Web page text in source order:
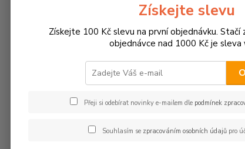
Koupelnové předložky Koupelnové
Získejte slevu
Získejte 100 Kč slevu na první objednávku. Stačí
objednávce nad 1000 Kč je sleva
Přeji si odebírat novinky e-mailem dle podmínek
Souhlasím se zpracováním osobních údajůpro